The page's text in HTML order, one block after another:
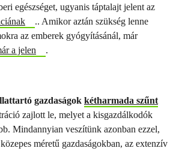
egészséget, ugyanis táptalajt jelent az
.. Amikor aztán szükség lenne
az emberek gyógyításánál, már
a jelen .
gazdaságok kétharmada szűnt
zajlott le, melyet a kisgazdálkodók
Mindannyian veszítünk azonban ezzel,
méretű gazdaságokban, az extenzív